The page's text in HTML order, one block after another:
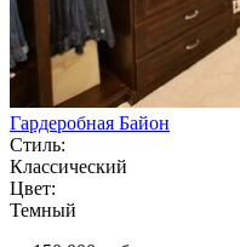
Гардеробная Байон
Стиль:
Классический
Цвет:
Темный